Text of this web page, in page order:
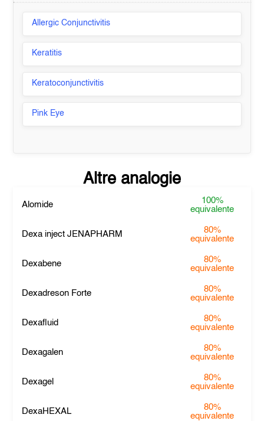
Allergic Conjunctivitis
Keratitis
Keratoconjunctivitis
Pink Eye
Altre analogie
Alomide
100%
equivalente
Dexa inject JENAPHARM
80%
equivalente
Dexabene
80%
equivalente
Dexadreson Forte
80%
equivalente
Dexafluid
80%
equivalente
Dexagalen
80%
equivalente
Dexagel
80%
equivalente
DexaHEXAL
80%
equivalente